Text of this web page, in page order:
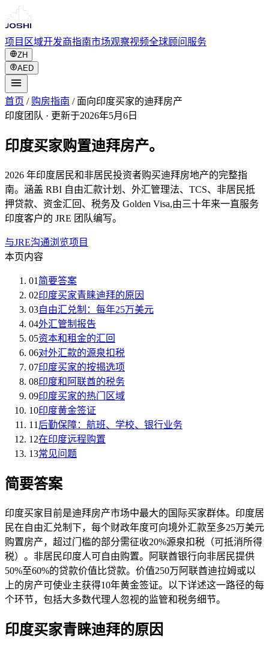
项目 区域开发商指南市场观察视频全球顾问服务
ZH
AED
首页 / 购房指南 / 面向印度买家的迪拜房产
印度团队 · 更新于2026年5月6日
印度买家购置迪拜房产。
2026 年印度居民和非居民投资者购买迪拜房地产的完整指
南。涵盖 RBI 自由汇款计划、外汇管理法、TCS、非居民抵
押贷款、资金汇回、税务及 Golden Visa,由三十年来一直服务
印度客户的 JRE 团队编写。
与JRE沟通浏览项目
本页内容
01 简要答案
02印度买家青睐迪拜的原因
03自由汇兑制：每年25万美元
04外汇管制报告
05资本和租金的汇回
06对外汇款的源泉扣税
07印度买家的按揭选项
08印度和阿联酋的税务
09印度买家的热门区域
10印度黄金签证
11 后勤保障：航班、学校、银行业务
12在印度远程购置
13常见问题
简要答案
印度买家目前是迪拜房产市场中最大的国际买家群体。印度居
民在自由汇兑制下，每个财政年度可向境外汇款至多25万美元
购置房产，超过门槛的部分需征收20%源泉扣税（可抵消所得
税）。非居民印度人可自由购置。阿联酋银行向非居民提供
50%至60%的贷款价值比贷款。价值250万阿联酋迪拉姆或以
上的房产可使业主获得10年黄金签证。以下详述这一路径的每
个环节，包括大多数代理人忽视的监管和税务细节。
印度买家青睐迪拜的原因